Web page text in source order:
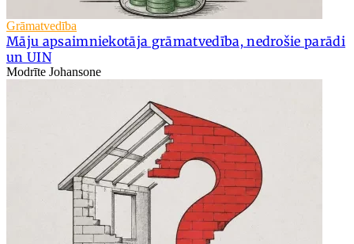
Grāmatvedība
Māju apsaimniekotāja grāmatvedība, nedrošie parādi
un UIN
Modrīte Johansone